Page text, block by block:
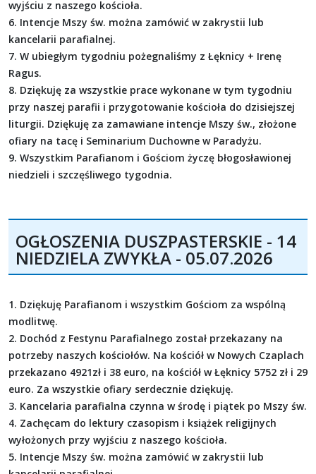
wyjściu z naszego kościoła.
6. Intencje Mszy św. można zamówić w zakrystii lub
kancelarii parafialnej.
7. W ubiegłym tygodniu pożegnaliśmy z Łęknicy + Irenę
Ragus.
8. Dziękuję za wszystkie prace wykonane w tym tygodniu
przy naszej parafii i przygotowanie kościoła do dzisiejszej
liturgii. Dziękuję za zamawiane intencje Mszy św., złożone
ofiary na tacę i Seminarium Duchowne w Paradyżu.
9. Wszystkim Parafianom i Gościom życzę błogosławionej
niedzieli i szczęśliwego tygodnia.
OGŁOSZENIA DUSZPASTERSKIE - 14
NIEDZIELA ZWYKŁA - 05.07.2026
1. Dziękuję Parafianom i wszystkim Gościom za wspólną
modlitwę.
2. Dochód z Festynu Parafialnego został przekazany na
potrzeby naszych kościołów. Na kościół w Nowych Czaplach
przekazano 4921zł i 38 euro, na kościół w Łęknicy 5752 zł i 29
euro. Za wszystkie ofiary serdecznie dziękuję.
3. Kancelaria parafialna czynna w środę i piątek po Mszy św.
4. Zachęcam do lektury czasopism i książek religijnych
wyłożonych przy wyjściu z naszego kościoła.
5. Intencje Mszy św. można zamówić w zakrystii lub